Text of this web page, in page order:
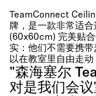
TeamConnect
牌，是一款非常适
(60x60cm) 完美贴
实：他们不需要携带
以在教室里自由走动
"森海塞尔
对是我们会议